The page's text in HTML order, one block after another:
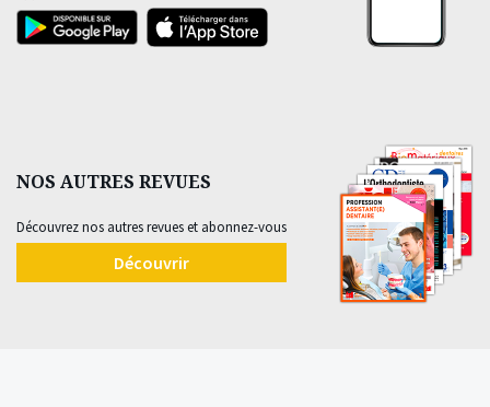
NOS AUTRES REVUES
Découvrez nos autres revues et abonnez-vous
Découvrir